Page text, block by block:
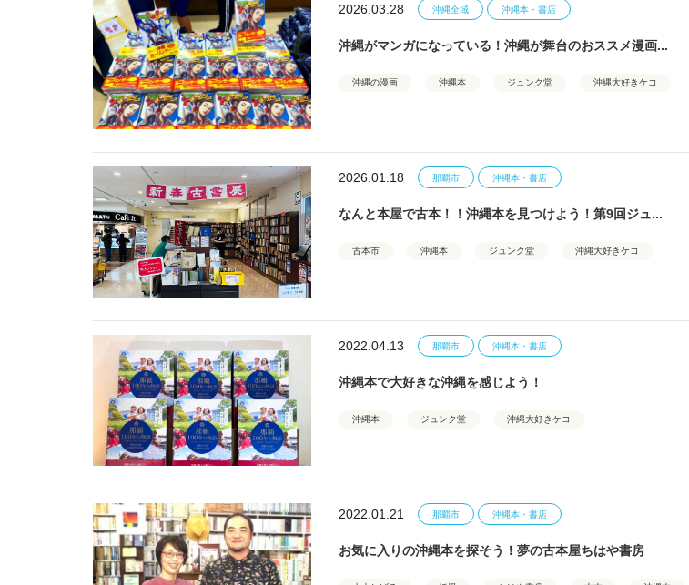
2026.03.28 沖縄全域 沖縄本・書店
沖縄がマンガになっている！沖縄が舞台のおススメ漫画...
沖縄の漫画 沖縄本 ジュンク堂 沖縄大好きケコ
2026.01.18 那覇市 沖縄本・書店
なんと本屋で古本！！沖縄本を見つけよう！第9回ジュ...
古本市 沖縄本 ジュンク堂 沖縄大好きケコ
2022.04.13 那覇市 沖縄本・書店
沖縄本で大好きな沖縄を感じよう！
沖縄本 ジュンク堂 沖縄大好きケコ
2022.01.21 那覇市 沖縄本・書店
お気に入りの沖縄本を探そう！夢の古本屋ちはや書房